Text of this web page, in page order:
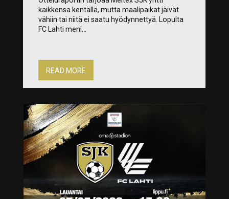
kaikkensa kentällä, mutta maalipaikat jäivät
vähiin tai niitä ei saatu hyödynnettyä. Lopulta
FC Lahti meni...
READ MORE